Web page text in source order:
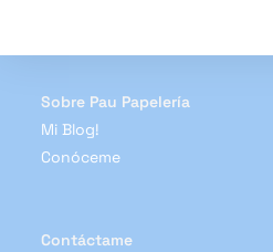
Sobre Pau Papelería
Mi Blog!
Conóceme
Contáctame